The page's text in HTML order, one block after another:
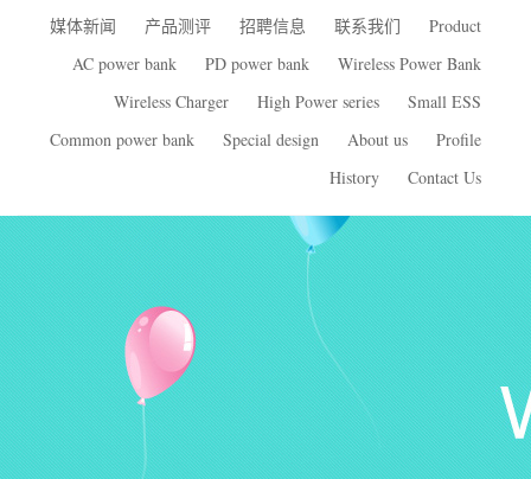
媒体新闻
产品测评 招聘信息 联系我们
Product
AC power bank
PD power bank
Wireless Power Bank
Wireless Charger
High Power series
Small ESS
Common power bank
Special design About us
Profile
History
Contact Us